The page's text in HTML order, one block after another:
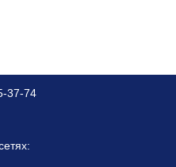
37-74